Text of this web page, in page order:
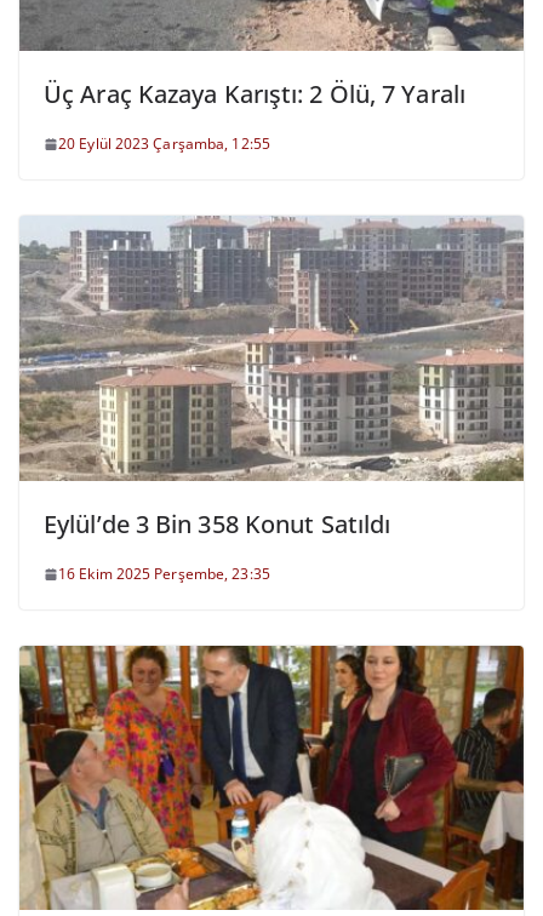
Üç Araç Kazaya Karıştı: 2 Ölü, 7 Yaralı
20 Eylül 2023 Çarşamba, 12:55
Eylül’de 3 Bin 358 Konut Satıldı
16 Ekim 2025 Perşembe, 23:35